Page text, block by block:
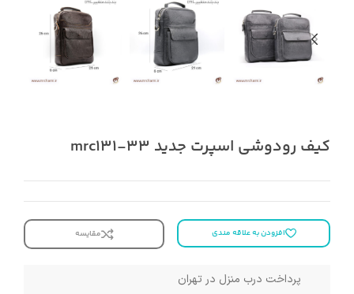
کیف رودوشی اسپرت جدید mrc131-33
افزودن به علاقه مندی مقایسه
پرداخت درب منزل در تهران